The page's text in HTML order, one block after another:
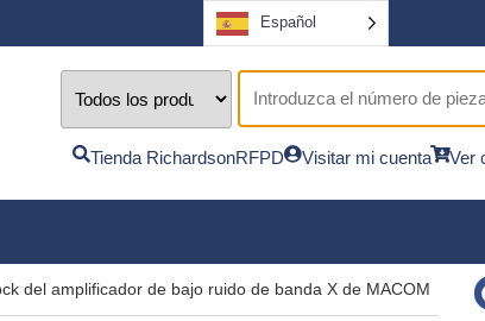
Español
Tienda RichardsonRFPD Visitar mi cuenta Ver
del amplificador de bajo ruido de banda X de MACOM